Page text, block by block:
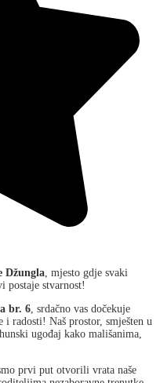
Džungla, mjesto gdje svaki
postaje stvarnost!
br. 6, srdačno vas dočekuje
i radosti! Naš prostor, smješten u
ugođaj kako mališanima,
prvi put otvorili vrata naše